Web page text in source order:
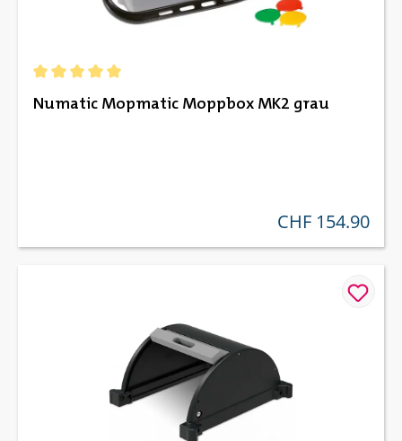
Numatic Mopmatic Moppbox MK2 grau
regulärer preis:
CHF 154.90